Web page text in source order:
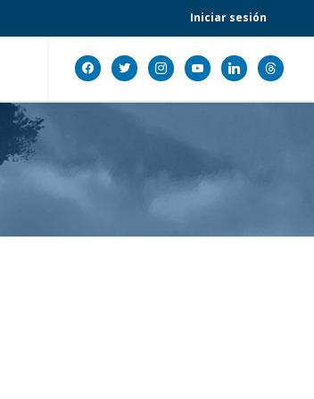
Iniciar sesión
facebook
twitter instagramyoutubelinkedinthreads